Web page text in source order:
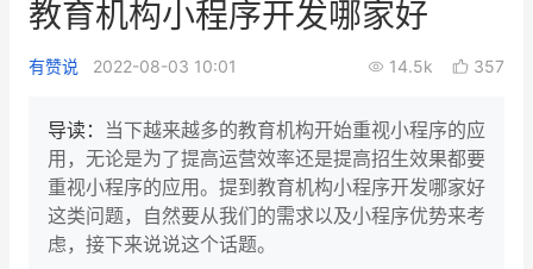
AllValue 战略合作
增长产品指南
智库 产品场景库
教育机构小程序开发哪家好
有赞说 2022-08-03 10:01 14.5k 357
导读： 当下越来越多的教育机构开始重视小程序的应
用，无论是为了提高运营效率还是提高招生效果都要
重视小程序的应用。提到教育机构小程序开发哪家好
这类问题，自然要从我们的需求以及小程序优势来考
虑，接下来说说这个话题。